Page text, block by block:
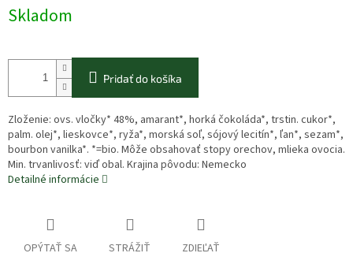
cena:
Skladom
Pridať do košíka
Zloženie: ovs. vločky* 48%, amarant*, horká čokoláda*, trstin. cukor*,
palm. olej*, lieskovce*, ryža*, morská soľ, sójový lecitín*, ľan*, sezam*,
bourbon vanilka*. *=bio. Môže obsahovať stopy orechov, mlieka ovocia.
Min. trvanlivosť: viď obal. Krajina pôvodu: Nemecko
Detailné informácie
OPÝTAŤ SA STRÁŽIŤ ZDIEĽAŤ